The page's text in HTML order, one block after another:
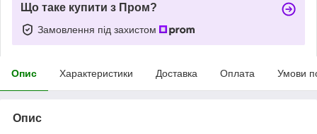
Що таке купити з Пром?
Замовлення під захистом
Опис Характеристики Доставка Оплата Умови
Опис